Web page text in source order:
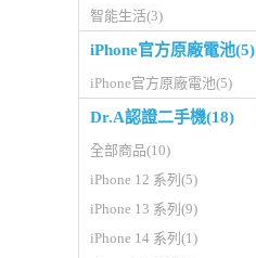
智能生活(3)
iPhone官方原廠電池(5)
iPhone官方原廠電池(5)
Dr.A認證二手機(18)
全部商品(10)
iPhone 12 系列(5)
iPhone 13 系列(9)
iPhone 14 系列(1)